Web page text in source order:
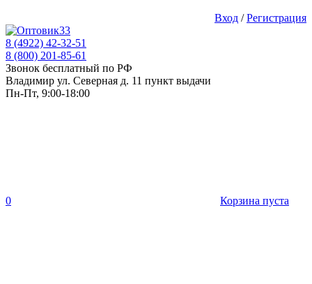
Вход /Регистрация
8 (4922) 42-32-51
8 (800) 201-85-61
Звонок бесплатный по РФ
Владимир ул. Северная д. 11 пункт выдачи
Пн-Пт, 9:00-18:00
0 Корзина пуста